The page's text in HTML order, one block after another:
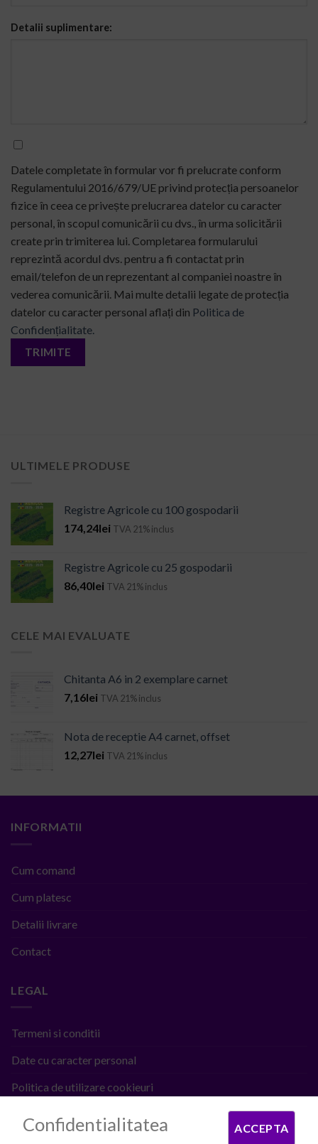
Detalii suplimentare:
Datele completate în formular vor fi prelucrate conform
Regulamentului 2016/679/UE privind protecția persoanelor
fizice în ceea ce privește prelucrarea datelor cu caracter
personal, în scopul comunicării cu dvs.,în urma solicitării
create prin trimiterea lui. Completarea formularului
reprezintă acordul dvs. pentru a fi contactat prin
email/telefon de un reprezentant al companiei noastre în
vederea comunicării. Mai multe detalii legate de protecția
datelor cu caracter personal aflați din Politica de
Confidențialitate.
ULTIMELE PRODUSE
Registre Agricole cu 100 gospodarii
174,24lei TVA 21% inclus
Registre Agricole cu 25 gospodarii
86,40lei TVA 21% inclus
CELE MAI EVALUATE
Chitanta A6 in 2 exemplare carnet
7,16lei TVA 21% inclus
Nota de receptie A4 carnet, offset
12,27lei TVA 21% inclus
INFORMATII
Cum comand
Cum platesc
Detalii livrare
Contact
LEGAL
Termeni si conditii
Date cu caracter personal
Politica de utilizare cookieuri
Confidentialitatea
ACCEPTA